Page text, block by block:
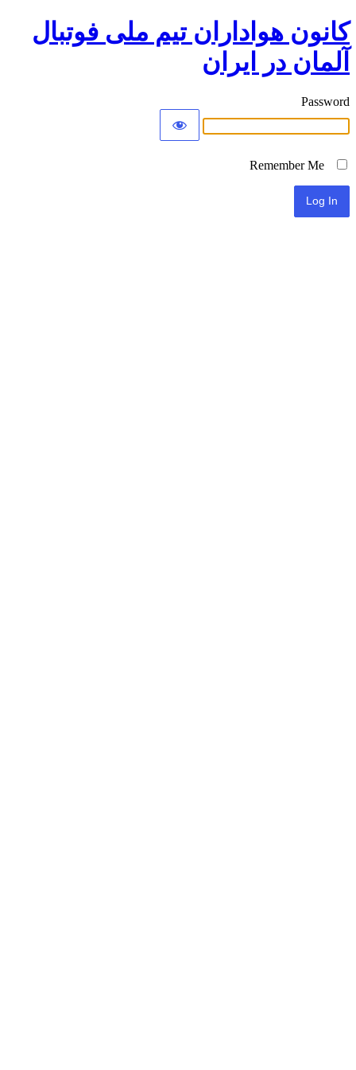
کانون هواداران تیم ملی فوتبال
آلمان در ایران
Password
Remember Me